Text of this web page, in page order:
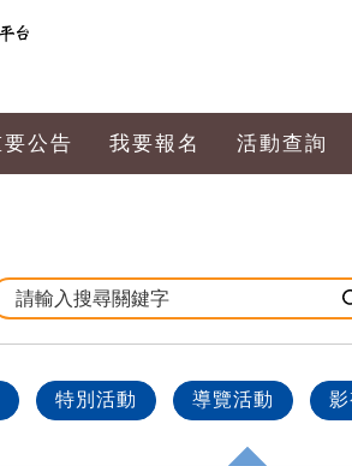
要公告 我要報名 活動查詢
特別活動 導覽活動